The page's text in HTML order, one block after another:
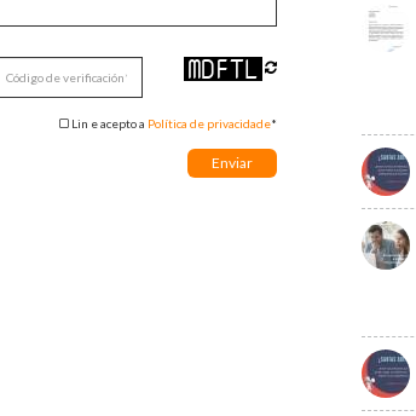
Lin e acepto a Política de privacidade*